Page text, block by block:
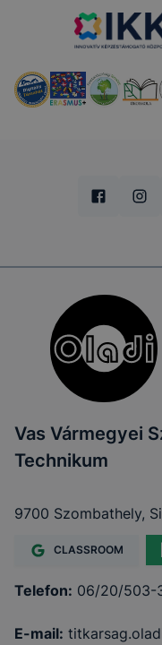
Vas Vármegyei
Technikum
9700 Szombathely,
CLASSROOM
Telefon: 06/20/503-
E-mail: